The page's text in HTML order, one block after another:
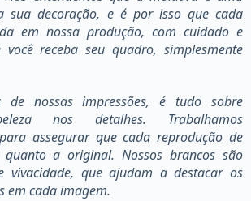
sua decoração, e é por isso que cada
em nossa produção, com cuidado e
receba seu quadro, simplesmente
de nossas impressões, é tudo sobre
nos detalhes. Trabalhamos
assegurar que cada reprodução de
a original. Nossos brancos são
vivacidade, que ajudam a destacar os
em cada imagem.